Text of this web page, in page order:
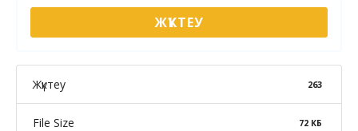
ЖҮКТЕУ
Жүктеу 263
File Size 72 КБ